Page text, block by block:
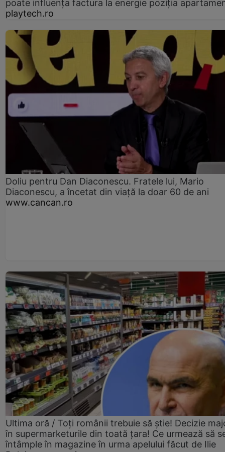
poate influența factura la energie poziția
playtech.ro
Doliu pentru Dan Diaconescu. Fratele lui, Mario
Diaconescu, a încetat din viață la doar 60 de ani
www.cancan.ro
Ultima oră / Toți românii trebuie să știe! Decizie
în supermarketurile din toată țara! Ce urmează să
întâmple în magazine în urma apelului făcut de Ilie